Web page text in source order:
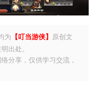
为 【叮当游侠】
原创文
出处。
分享，仅供学习交流，